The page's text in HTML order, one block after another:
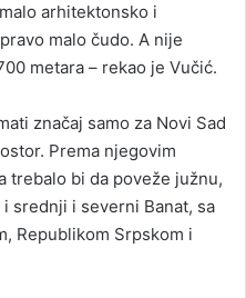
arhitektonsko i
malo čudo. A nije
metara – rekao je Vučić.
značaj samo za Novi Sad
Prema njegovim
trebalo bi da poveže južnu,
srednji i severni Banat, sa
Republikom Srpskom i